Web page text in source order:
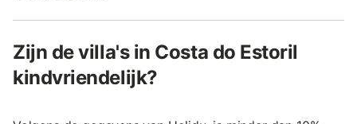
Zijn de villa's in Costa do Estoril
kindvriendelijk?